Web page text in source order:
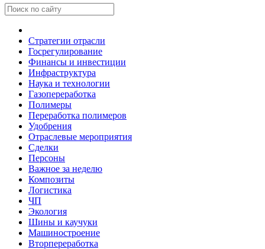
Стратегии отрасли
Госрегулирование
Финансы и инвестиции
Инфраструктура
Наука и технологии
Газопереработка
Полимеры
Переработка полимеров
Удобрения
Отраслевые мероприятия
Сделки
Персоны
Важное за неделю
Композиты
Логистика
ЧП
Экология
Шины и каучуки
Машиностроение
Вторпереработка